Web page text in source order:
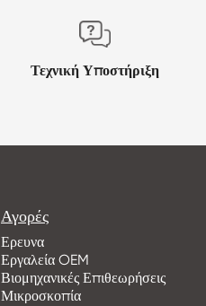
Τεχνική Υποστήριξη
Αγορές
Ερευνα
Εργαλεία OEM
Βιομηχανικές Επιθεωρήσεις
Μικροσκοπία